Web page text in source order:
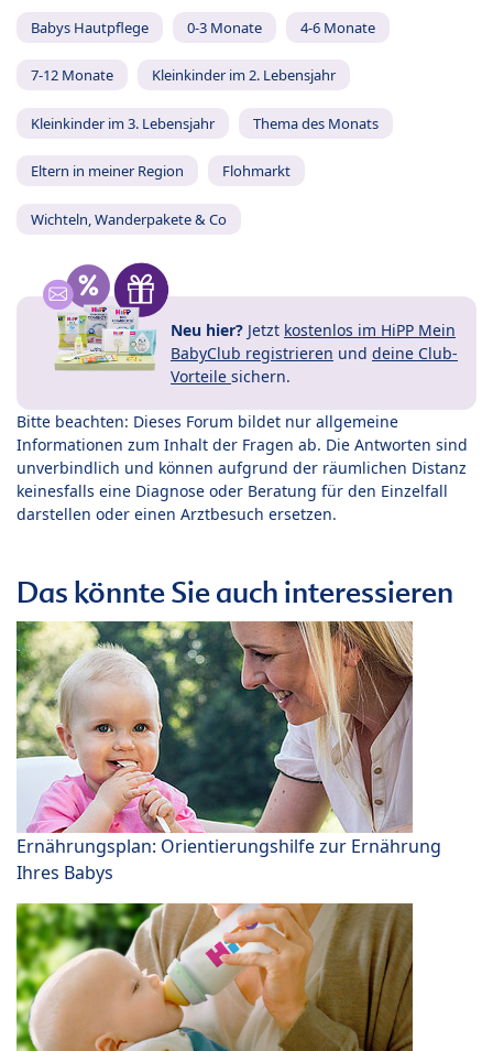
Babys Hautpflege 0-3 Monate 4-6 Monate
7-12 Monate Kleinkinder im 2. Lebensjahr
Kleinkinder im 3. Lebensjahr Thema des Monats
Eltern in meiner Region Flohmarkt
Wichteln, Wanderpakete & Co
Neu hier? Jetzt kostenlos im HiPP Mein
BabyClub registrieren und deine Club-
Vorteile sichern.
Bitte beachten: Dieses Forum bildet nur allgemeine
Informationen zum Inhalt der Fragen ab. Die Antworten sind
unverbindlich und können aufgrund der räumlichen Distanz
keinesfalls eine Diagnose oder Beratung für den Einzelfall
darstellen oder einen Arztbesuch ersetzen.
Das könnte Sie auch interessieren
Ernährungsplan: Orientierungshilfe zur Ernährung
Ihres Babys